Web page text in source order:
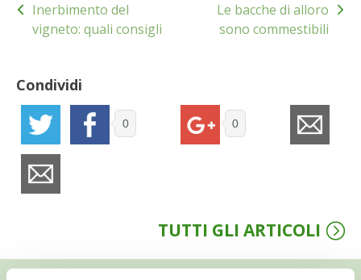
GARDENA
RIMANI A CONTATTO CON LA NATURA
CRESCERE INSIEME
ARCHMAN
VITA IN CAMPAGNA LA FIERA
NATURALMENTE
articoli
Inerbimento del
vigneto: quali consigli
Le bacche di alloro
sono commestibili
Condividi
0 0
TUTTI GLI ARTICOLI